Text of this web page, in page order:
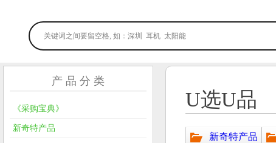
U选U品
新奇特产品
产 品 分 类
《采购宝典》
新奇特产品